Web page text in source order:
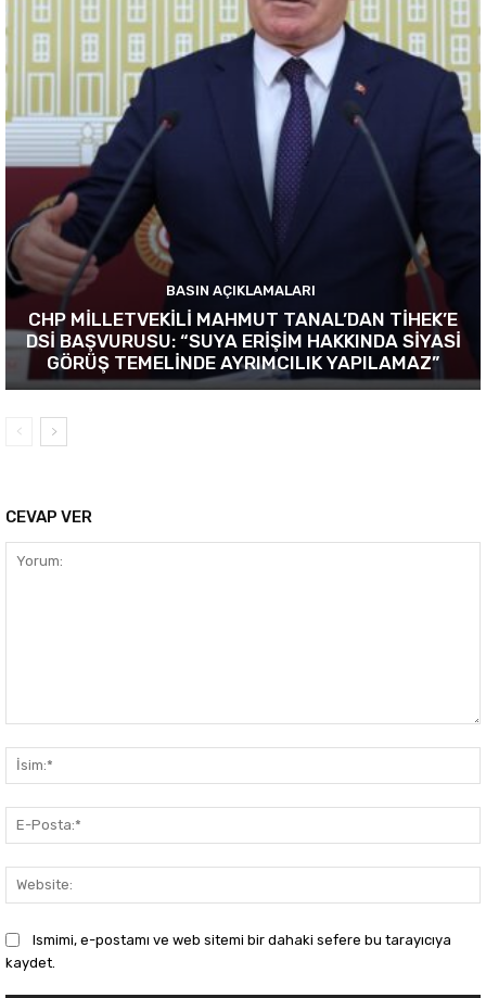
BASIN AÇIKLAMALARI
CHP MİLLETVEKİLİ MAHMUT TANAL’DAN TİHEK’E
DSİ BAŞVURUSU: “SUYA ERİŞİM HAKKINDA SİYASİ
GÖRÜŞ TEMELİNDE AYRIMCILIK YAPILAMAZ”
CEVAP VER
Ismimi, e-postamı ve web sitemi bir dahaki sefere bu tarayıcıya
kaydet.